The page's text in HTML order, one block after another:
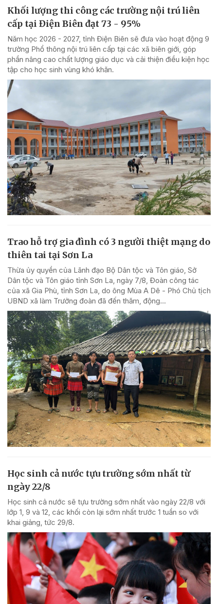
Khối lượng thi công các trường nội trú liên
cấp tại Điện Biên đạt 73 - 95%
Năm học 2026 - 2027, tỉnh Điện Biên sẽ đưa vào hoạt động 9
trường Phổ thông nội trú liên cấp tại các xã biên giới, góp
phần nâng cao chất lượng giáo dục và cải thiện điều kiện học
tập cho học sinh vùng khó khăn.
Trao hỗ trợ gia đình có 3 người thiệt mạng do
thiên tai tại Sơn La
Thừa ủy quyền của Lãnh đạo Bộ Dân tộc và Tôn giáo, Sở
Dân tộc và Tôn giáo tỉnh Sơn La, ngày 7/8, Đoàn công tác
của xã Gia Phù, tỉnh Sơn La, do ông Mùa A Dê - Phó Chủ tịch
UBND xã làm Trưởng đoàn đã đến thăm, động...
Học sinh cả nước tựu trường sớm nhất từ
ngày 22/8
Học sinh cả nước sẽ tựu trường sớm nhất vào ngày 22/8 với
lớp 1, 9 và 12, các khối còn lại sớm nhất trước 1 tuần so với
khai giảng, tức 29/8.